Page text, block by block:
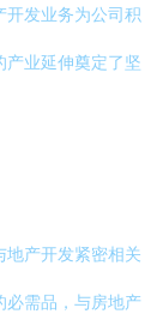
开发业务为公司积
产业延伸奠定了坚
地产开发紧密相关
必需品，与房地产